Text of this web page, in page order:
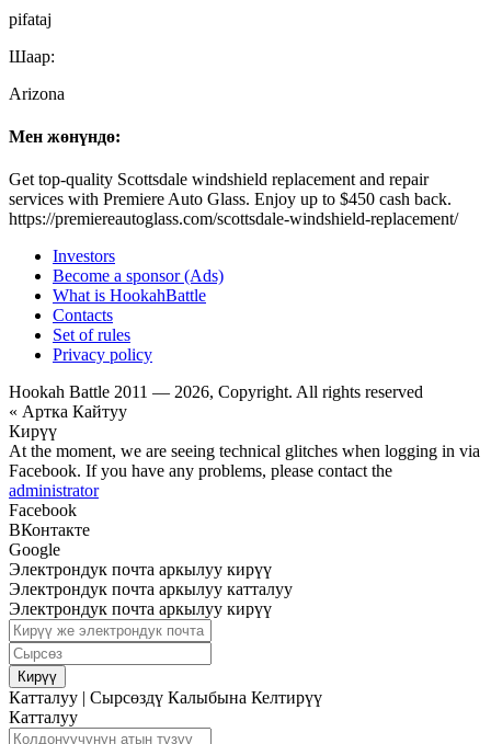
pifataj
Шаар:
Arizona
Мен жөнүндө:
Get top-quality Scottsdale windshield replacement and repair
services with Premiere Auto Glass. Enjoy up to $450 cash back.
https://premiereautoglass.com/scottsdale-windshield-replacement/
Investors
Become a sponsor (Ads)
What is HookahBattle
Contacts
Set of rules
Privacy policy
Hookah Battle 2011 — 2026, Copyright. All rights reserved
« Артка Кайтуу
Кирүү
At the moment, we are seeing technical glitches when logging in via
Facebook. If you have any problems, please contact the
administrator
Facebook
ВКонтакте
Google
Электрондук почта аркылуу кирүү
Электрондук почта аркылуу катталуу
Электрондук почта аркылуу кирүү
Кирүү
Катталуу | Сырсөздү Калыбына Келтирүү
Катталуу